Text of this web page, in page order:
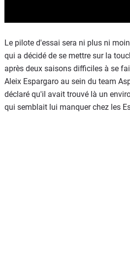
Le pilote d'essai sera ni plus ni
qui a décidé de se mettre sur la
après deux saisons difficiles à se
Aleix Espargaro au sein du team
déclaré qu'il avait trouvé là un
qui semblait lui manquer chez les